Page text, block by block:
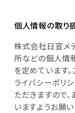
個人情報の取り
株式会社日宣メ
所などの個人情
を定めています
ライバシーポリ
ただきますので
いますようお願い